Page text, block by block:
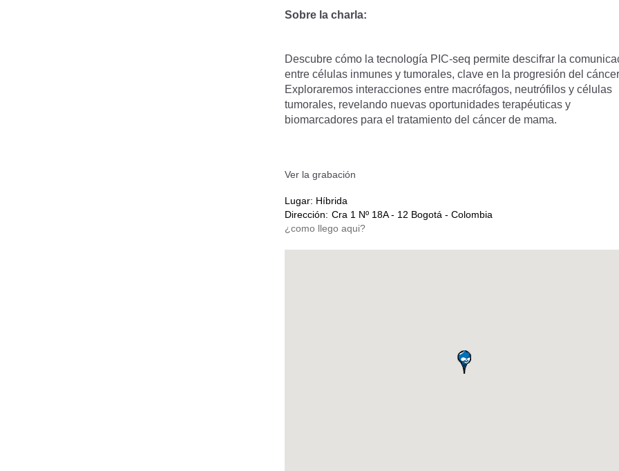
Sobre la charla:
Descubre cómo la tecnología PIC-seq permite descifrar la
entre células inmunes y tumorales, clave en la progresión del
Exploraremos interacciones entre macrófagos, neutrófilos y células
tumorales, revelando nuevas oportunidades terapéuticas y
biomarcadores para el tratamiento del cáncer de mama.
Lugar: Híbrida
Dirección: Cra 1 Nº 18A - 12 Bogotá - Colombia
Ver la grabación